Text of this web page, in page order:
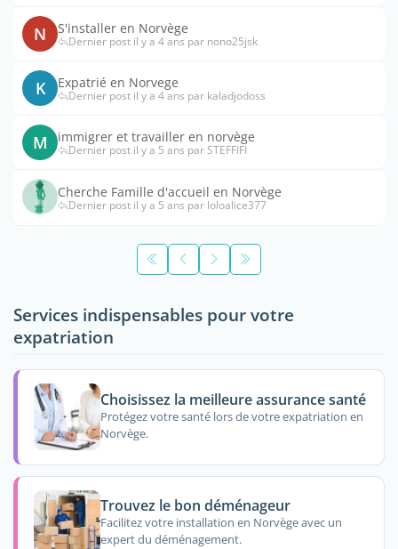
N S'installer en Norvège
Dernier post il y a 4 ans par nono25jsk
K Expatrié en Norvege
Dernier post il y a 4 ans par kaladjodoss
M immigrer et travailler en norvège
Dernier post il y a 5 ans par STEFFIFI
Cherche Famille d'accueil en Norvège
Dernier post il y a 5 ans par loloalice377
Services indispensables pour votre
expatriation
Choisissez la meilleure assurance santé
Protégez votre santé lors de votre expatriation en
Norvège.
Trouvez le bon déménageur
Facilitez votre installation en Norvège avec un
expert du déménagement.